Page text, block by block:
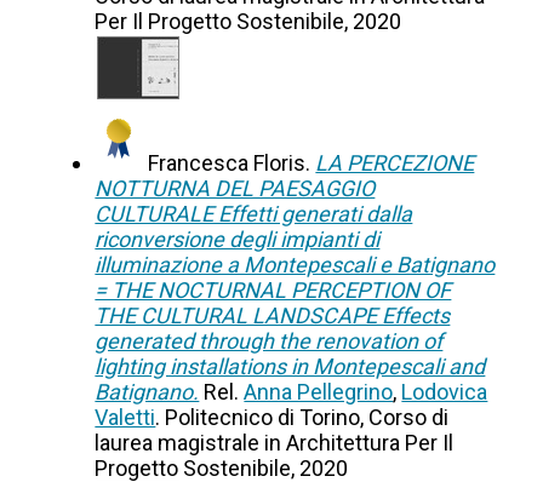
Per Il Progetto Sostenibile, 2020
Francesca Floris. LA PERCEZIONE
NOTTURNA DEL PAESAGGIO
CULTURALE Effetti generati dalla
riconversione degli impianti di
illuminazione a Montepescali e Batignano
= THE NOCTURNAL PERCEPTION OF
THE CULTURAL LANDSCAPE Effects
generated through the renovation of
lighting installations in Montepescali and
Batignano. Rel.Anna Pellegrino, Lodovica
Valetti. Politecnico di Torino, Corso di
laurea magistrale in Architettura Per Il
Progetto Sostenibile, 2020